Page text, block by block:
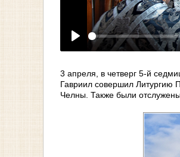
3 апреля, в четверг 5-й
Гавриил совершил Литургию
Челны. Также были